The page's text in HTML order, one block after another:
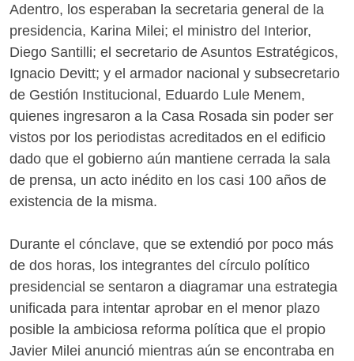
Adentro, los esperaban la secretaria general de la
presidencia, Karina Milei; el ministro del Interior,
Diego Santilli; el secretario de Asuntos Estratégicos,
Ignacio Devitt; y el armador nacional y subsecretario
de Gestión Institucional, Eduardo Lule Menem,
quienes ingresaron a la Casa Rosada sin poder ser
vistos por los periodistas acreditados en el edificio
dado que el gobierno aún mantiene cerrada la sala
de prensa, un acto inédito en los casi 100 años de
existencia de la misma.
Durante el cónclave, que se extendió por poco más
de dos horas, los integrantes del círculo político
presidencial se sentaron a diagramar una estrategia
unificada para intentar aprobar en el menor plazo
posible la ambiciosa reforma política que el propio
Javier Milei anunció mientras aún se encontraba en